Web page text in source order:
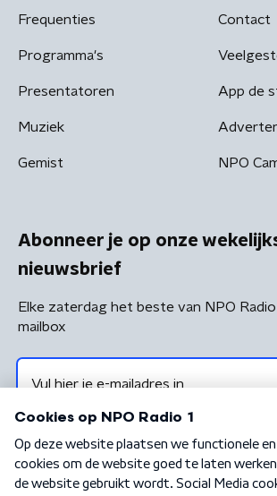
Frequenties
Programma's
Presentatoren
Muziek
Gemist
Contact
App de
NPO
Abonneer je op onze
nieuwsbrief
Elke zaterdag het beste van NPO
mailbox